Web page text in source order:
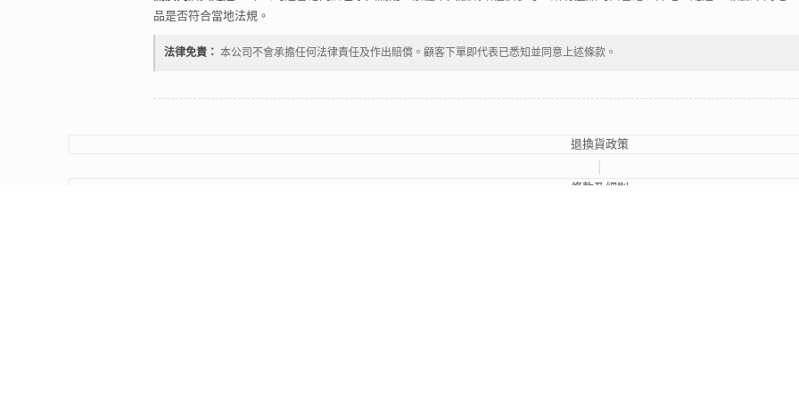
品是否符合當地法規。
法律免責： 本公司不會承擔任何法律責任及作出賠償。顧客下單即代表已悉知並同意上述條款。
退換貨政策
|
條款及細則